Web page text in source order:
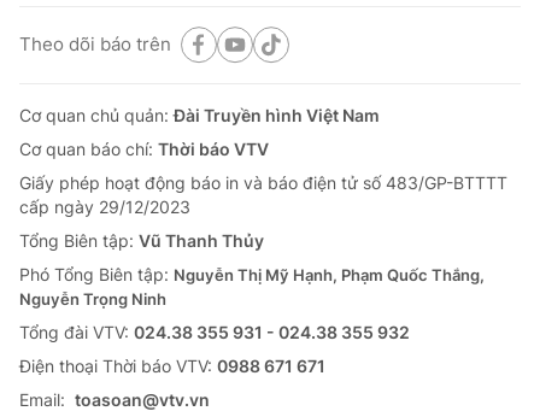
Theo dõi báo trên
Cơ quan chủ quản:Đài Truyền hình Việt Nam
Cơ quan báo chí: Thời báo VTV
Giấy phép hoạt động báo in và báo điện tử số 483/GP-BTTTT
cấp ngày 29/12/2023
Tổng Biên tập: Vũ Thanh Thủy
Phó Tổng Biên tập: Nguyễn Thị Mỹ Hạnh, Phạm Quốc Thắng,
Nguyễn Trọng Ninh
Tổng đài VTV: 024.38 355 931 - 024.38 355 932
Ðiện thoại Thời báo VTV: 0988 671 671
Email: toasoan@vtv.vn